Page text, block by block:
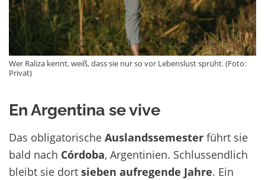
Wer Raliza kennt, weiß, dass sie nur so vor Lebenslust sprüht. (Foto:
Privat)
En Argentina se vive
Das obligatorische Auslandssemester führt sie
bald nach Córdoba, Argentinien. Schlussendlich
bleibt sie dort sieben aufregende Jahre. Ein